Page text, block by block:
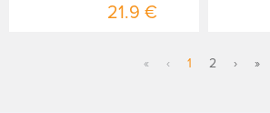
21.9 €
« ‹ 1 2 › »